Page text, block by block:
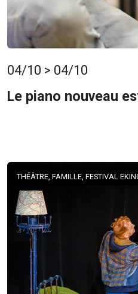
04/10 > 04/10
Le piano nouveau
THÉÂTRE, FAMILLE, FESTIVAL